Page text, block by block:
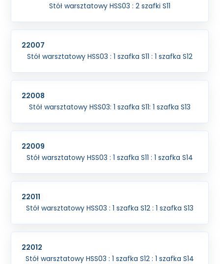
Stół warsztatowy HSS03 : 2 szafki S11
22007
Stół warsztatowy HSS03 : 1 szafka S11 : 1 szafka S12
22008
Stół warsztatowy HSS03: 1 szafka S11: 1 szafka S13
22009
Stół warsztatowy HSS03 : 1 szafka S11 : 1 szafka S14
22011
Stół warsztatowy HSS03 : 1 szafka S12 : 1 szafka S13
22012
Stół warsztatowy HSS03 : 1 szafka S12 : 1 szafka S14